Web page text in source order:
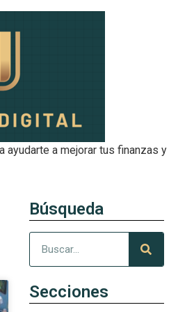
ayudarte a mejorar tus finanzas y
Búsqueda
Secciones